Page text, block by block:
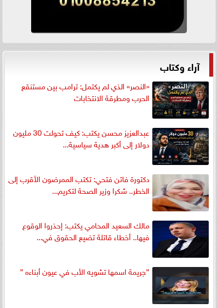
آراء وكتاب
«النصر» الذي لم يكتمل: ترامب بين مستنقع
الحرب ومطرقة الانتخابات
عبدالعزيز محسن يكتب: كيف تحولت 30 مليون
دولار إلى أكبر هدية سياسية...
دكتورة فاتن فتحي: تكتب الممرضون الأقرب إلى
الخطر.. شكرا وزير الصحة لتكريم...
مالك السعيد المحامي يكتب: إحذروا الوقوع
فيها.. أخطاء قاتلة تضيع الحقوق في...
”جريمة اسمها تشويه الأب في عيون أبناءه ”